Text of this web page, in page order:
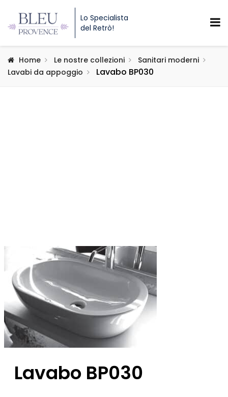
Lo Specialista
del Retrò!
Home Le nostre collezioni
Sanitari moderni
Lavabi da appoggio
Lavabo BP030
Lavabo BP030